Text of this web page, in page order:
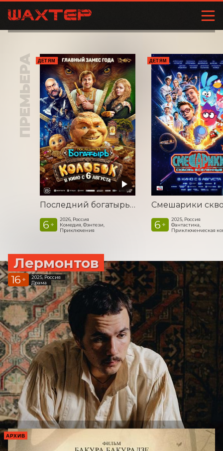
ПРЕМЬЕРА ДЕТЯМ
Последний богатырь. Колобок
6 +
2026, Россия
Комедия, Фэнтези,
Приключения
ДЕТЯМ
6 +
2025, Россия
Фантастика,
Приключенческая
Лермонтов
16 +
2025, Россия
Драма
АРХИВ